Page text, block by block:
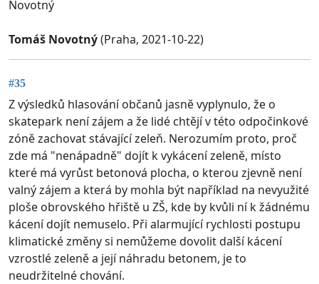
Novotný
Tomáš Novotný(Praha, 2021-10-22)
#35
Z výsledků hlasování občanů jasně vyplynulo, že o
skatepark není zájem a že lidé chtějí v této odpočinkové
zóně zachovat stávající zeleň. Nerozumím proto, proč
zde má "nenápadně" dojít k vykácení zeleně, místo
které má vyrůst betonová plocha, o kterou zjevně není
valný zájem a která by mohla být například na nevyužité
ploše obrovského hřiště u ZŠ, kde by kvůli ní k žádnému
kácení dojít nemuselo. Při alarmující rychlosti postupu
klimatické změny si nemůžeme dovolit další kácení
vzrostlé zeleně a její náhradu betonem, je to
neudržitelné chování.